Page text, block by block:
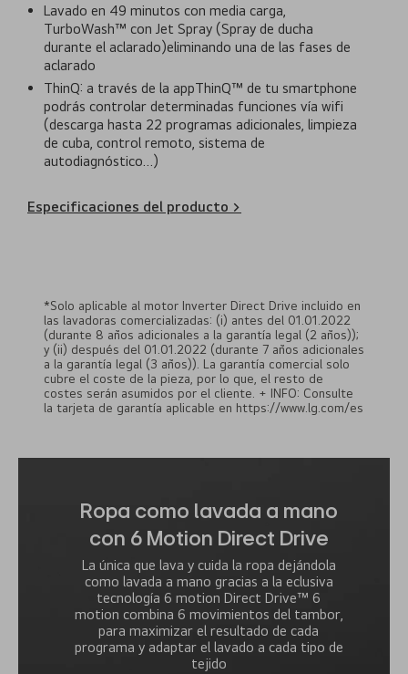
Lavado en 49 minutos con media carga,
TurboWash™ con Jet Spray (Spray de ducha
durante el aclarado)eliminando una de las fases de
aclarado
ThinQ: a través de la appThinQ™ de tu smartphone
podrás controlar determinadas funciones vía wifi
(descarga hasta 22 programas adicionales, limpieza
de cuba, control remoto, sistema de
autodiagnóstico…)
Especificaciones del producto >
*Solo aplicable al motor Inverter Direct Drive incluido en
las lavadoras comercializadas: (i) antes del 01.01.2022
(durante 8 años adicionales a la garantía legal (2 años));
y (ii) después del 01.01.2022 (durante 7 años adicionales
a la garantía legal (3 años)). La garantía comercial solo
cubre el coste de la pieza, por lo que, el resto de
costes serán asumidos por el cliente. + INFO: Consulte
la tarjeta de garantía aplicable en https://www.lg.com/es
Ropa como lavada a mano
con 6 Motion Direct Drive
La única que lava y cuida la ropa dejándola
como lavada a mano gracias a la eclusiva
tecnología 6 motion Direct Drive™ 6
motion combina 6 movimientos del tambor,
para maximizar el resultado de cada
programa y adaptar el lavado a cada tipo de
tejido